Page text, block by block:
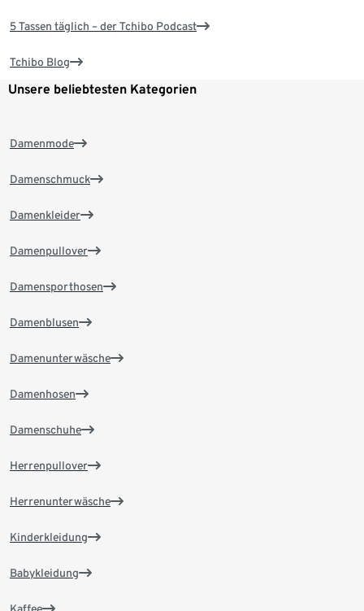
5 Tassen täglich – der Tchibo Podcast
Tchibo Blog
Unsere beliebtesten Kategorien
Damenmode
Damenschmuck
Damenkleider
Damenpullover
Damensporthosen
Damenblusen
Damenunterwäsche
Damenhosen
Damenschuhe
Herrenpullover
Herrenunterwäsche
Kinderkleidung
Babykleidung
Kaffee